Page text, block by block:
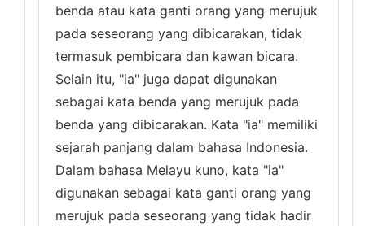
benda atau kata ganti orang yang merujuk
pada seseorang yang dibicarakan, tidak
termasuk pembicara dan kawan bicara.
Selain itu, "ia" juga dapat digunakan
sebagai kata benda yang merujuk pada
benda yang dibicarakan. Kata "ia" memiliki
sejarah panjang dalam bahasa Indonesia.
Dalam bahasa Melayu kuno, kata "ia"
digunakan sebagai kata ganti orang yang
merujuk pada seseorang yang tidak hadir